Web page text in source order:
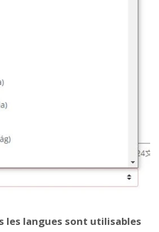
les langues sont utilisables